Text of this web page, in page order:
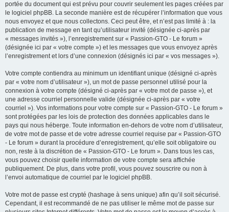
portée du document qui est prévu pour couvrir seulement les pages créées par
le logiciel phpBB. La seconde manière est de récupérer l’information que vous
nous envoyez et que nous collectons. Ceci peut être, et n’est pas limité à : la
publication de message en tant qu’utilisateur invité (désignée ci-après par
« messages invités »), l’enregistrement sur « Passion-GTO - Le forum »
(désignée ici par « votre compte ») et les messages que vous envoyez après
l’enregistrement et lors d’une connexion (désignés ici par « vos messages »).
Votre compte contiendra au minimum un identifiant unique (désigné ci-après
par « votre nom d’utilisateur »), un mot de passe personnel utilisé pour la
connexion à votre compte (désigné ci-après par « votre mot de passe »), et
une adresse courriel personnelle valide (désignée ci-après par « votre
courriel »). Vos informations pour votre compte sur « Passion-GTO - Le forum »
sont protégées par les lois de protection des données applicables dans le
pays qui nous héberge. Toute information en-dehors de votre nom d’utilisateur,
de votre mot de passe et de votre adresse courriel requise par « Passion-GTO
- Le forum » durant la procédure d’enregistrement, qu’elle soit obligatoire ou
non, reste à la discrétion de « Passion-GTO - Le forum ». Dans tous les cas,
vous pouvez choisir quelle information de votre compte sera affichée
publiquement. De plus, dans votre profil, vous pouvez souscrire ou non à
l’envoi automatique de courriel par le logiciel phpBB.
Votre mot de passe est crypté (hashage à sens unique) afin qu’il soit sécurisé.
Cependant, il est recommandé de ne pas utiliser le même mot de passe sur